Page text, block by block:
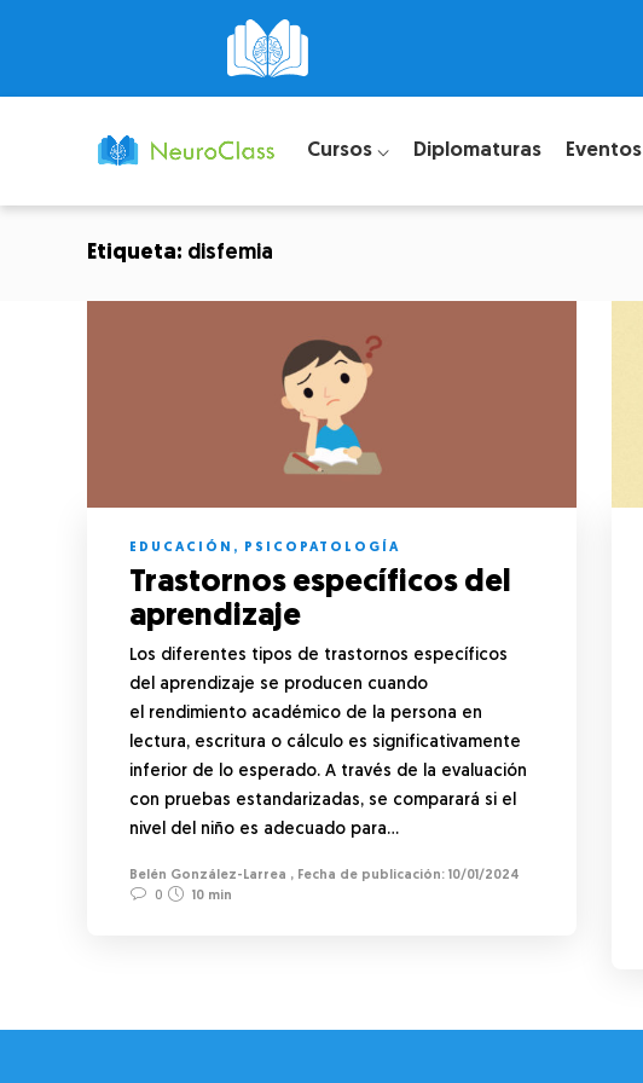
Cursos ⌵ Diplomaturas Eventos
Etiqueta: disfemia
EDUCACIÓN , PSICOPATOLOGÍA
Trastornos específicos del
aprendizaje
Los diferentes tipos de trastornos específicos
del aprendizaje se producen cuando
el rendimiento académico de la persona en
lectura, escritura o cálculo es significativamente
inferior de lo esperado. A través de la evaluación
con pruebas estandarizadas, se comparará si el
nivel del niño es adecuado para…
Belén González-Larrea ,
10/01/2024
0
10 min